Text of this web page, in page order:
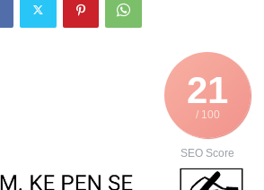
21
/ 100
SEO Score